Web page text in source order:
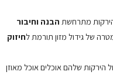
מתרחשת הבנה וחיבור
של גידול מזון תורמת לחיזוק
הירקות שלהם אוכלים אוכל מאוזן